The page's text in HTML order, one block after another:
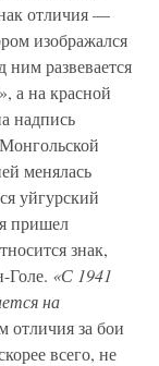
отличия —
изображался
ним развевается
а на красной
надпись
менялась
уйгурский
пришел
знак,
Голе. «С 1941
на
отличия за бои
всего, не